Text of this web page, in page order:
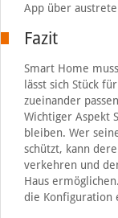
App über
Fazit
Smart Home
lässt sich Stück
zueinander
Wichtiger Aspekt
bleiben. Wer
schützt, kann
verkehren und
Haus
die Konfiguration